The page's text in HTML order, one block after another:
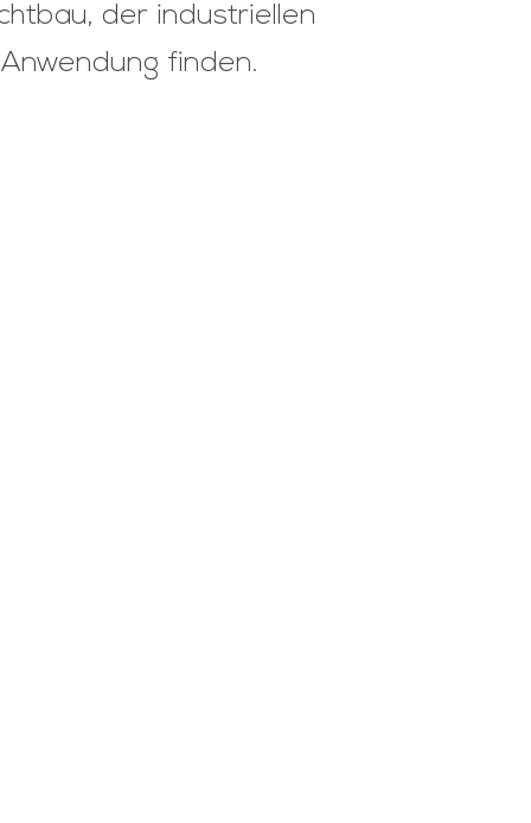
der industriellen
finden.